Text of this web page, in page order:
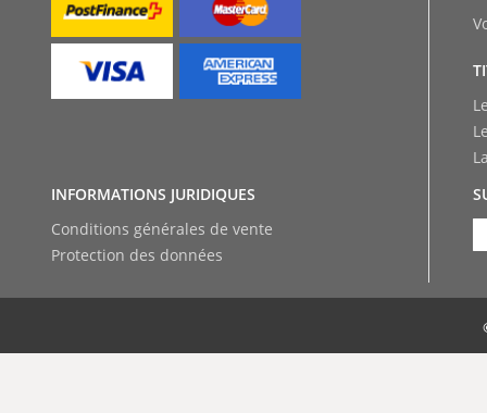
Protection des données
Conditions générales de vente
INFORMATIONS JURIDIQUES